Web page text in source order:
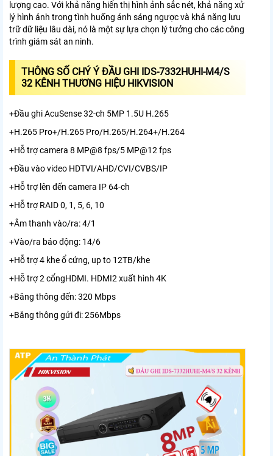
lượng cao. Với khả năng hiển thị hình ảnh sắc nét, khả năng xử
lý hình ảnh trong tình huống ánh sáng ngược và khả năng lưu
trữ dữ liệu lâu dài, nó là một sự lựa chọn lý tưởng cho các công
trình giám sát an ninh.
THÔNG SỐ CHÝ Ý ĐẦU GHI IDS-7332HUHI-M4/S
32 KÊNH THƯƠNG HIỆU HIKVISION
+Đầu ghi AcuSense 32-ch 5MP 1.5U H.265
+H.265 Pro+/H.265 Pro/H.265/H.264+/H.264
+Hỗ trợ camera 8 MP@8 fps/5 MP@12 fps
+Đầu vào video HDTVI/AHD/CVI/CVBS/IP
+Hỗ trợ lên đến camera IP 64-ch
+Hỗ trợ RAID 0, 1, 5, 6, 10
+Âm thanh vào/ra: 4/1
+Vào/ra báo động: 14/6
+Hỗ trợ 4 khe ổ cứng, up to 12TB/khe
+Hỗ trợ 2 cổngHDMI. HDMI2 xuất hình 4K
+Băng thông đến: 320 Mbps
+Băng thông gửi đi: 256Mbps